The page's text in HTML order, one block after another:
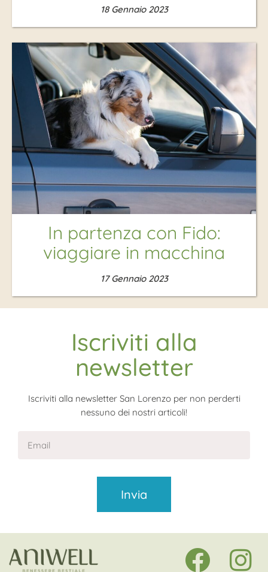
18 Gennaio 2023
In partenza con Fido:
viaggiare in macchina
17 Gennaio 2023
Iscriviti alla
newsletter
Iscriviti alla newsletter San Lorenzo per non perderti
nessuno dei nostri articoli!
Invia